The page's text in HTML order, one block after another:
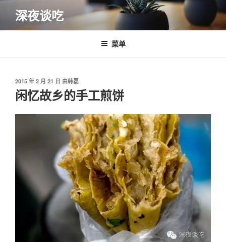
内
深夜谈吃
菜单
发
布
于
2015 年 2 月 21 日 由韩磊
闲忆故乡的手工煎饼